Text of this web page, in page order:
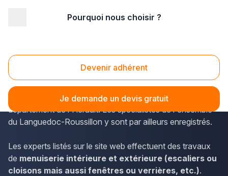
Pourquoi nous choisir ?
Devenir adhérent
Je demande un devis gratuit
Menuiserie Sète (34200)
Plus-que-pro.fr permet de connaître les horaires et les
coordonnées des menuisiers de Sète, dans le
département de l'Hérault. Les spécialistes de l'ensemble
du Languedoc-Roussillon y sont par ailleurs enregistrés.
Les experts listés sur le site web effectuent des travaux
de menuiserie intérieure et extérieure (escaliers ou
cloisons mais aussi fenêtres ou verrières, etc.).